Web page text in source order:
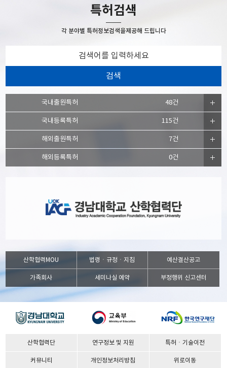
특허검색
각 분야별 특허정보검색을제공해 드립니다
국내출원특허 48건
국내등록특허 115건
해외출원특허 7건
해외등록특허 0건
산학협력MOU 법령ㆍ규정ㆍ지침 예산결산공고
가족회사 세미나실 예약 부정행위 신고센터
산학협력단 연구정보 및 지원 특허ㆍ기술이전
커뮤니티 개인정보처리방침 위로이동